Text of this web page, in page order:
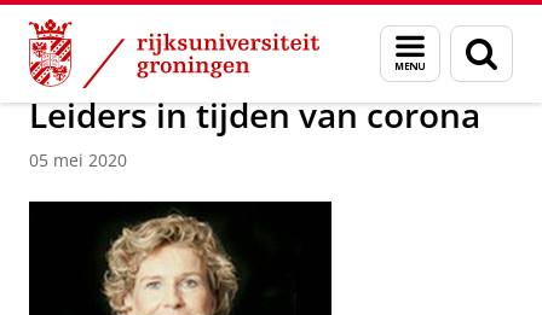
Skip
Content
Skip
Navigation
Menu
en
zoeken
Over ons Actueel Nieuws Nieuwsberichten
Leiders in tijden van corona
05 mei 2020